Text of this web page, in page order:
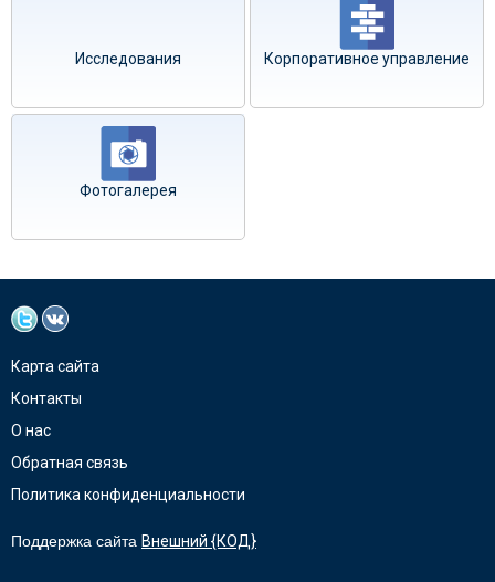
Исследования Корпоративное управление
Фотогалерея
Карта сайта
Контакты
О нас
Обратная связь
Политика конфиденциальности
Поддержка сайта Внешний {КОД}